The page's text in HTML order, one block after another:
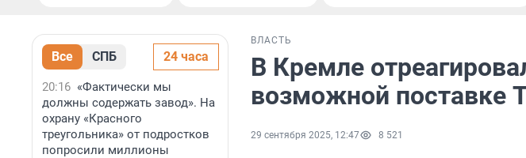
Все СПБ 24 часа
20:16 «Фактически мы
должны содержать завод». На
охрану «Красного
треугольника» от подростков
попросили миллионы
ВЛАСТЬ
В Кремле
возможной поставке
29 сентября 2025, 12:47 8 521